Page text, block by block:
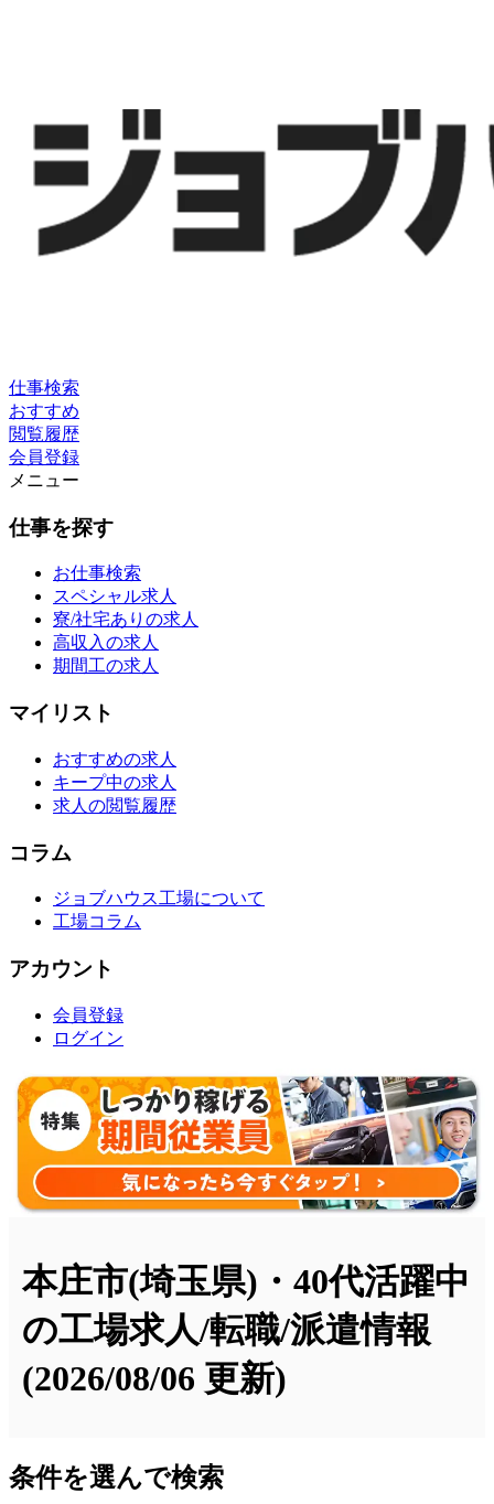
仕事検索
おすすめ
閲覧履歴
会員登録
メニュー
仕事を探す
お仕事検索
スペシャル求人
寮/社宅ありの求人
高収入の求人
期間工の求人
マイリスト
おすすめの求人
キープ中の求人
求人の閲覧履歴
コラム
ジョブハウス工場について
工場コラム
アカウント
会員登録
ログイン
本庄市(埼玉県)・40代活躍中
の工場求人/転職/派遣情報
(2026/08/06 更新)
条件を選んで検索